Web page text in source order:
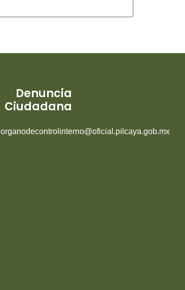
Denuncia
Ciudadana
organodecontrolinterno@oficial.pilcaya.gob.mx